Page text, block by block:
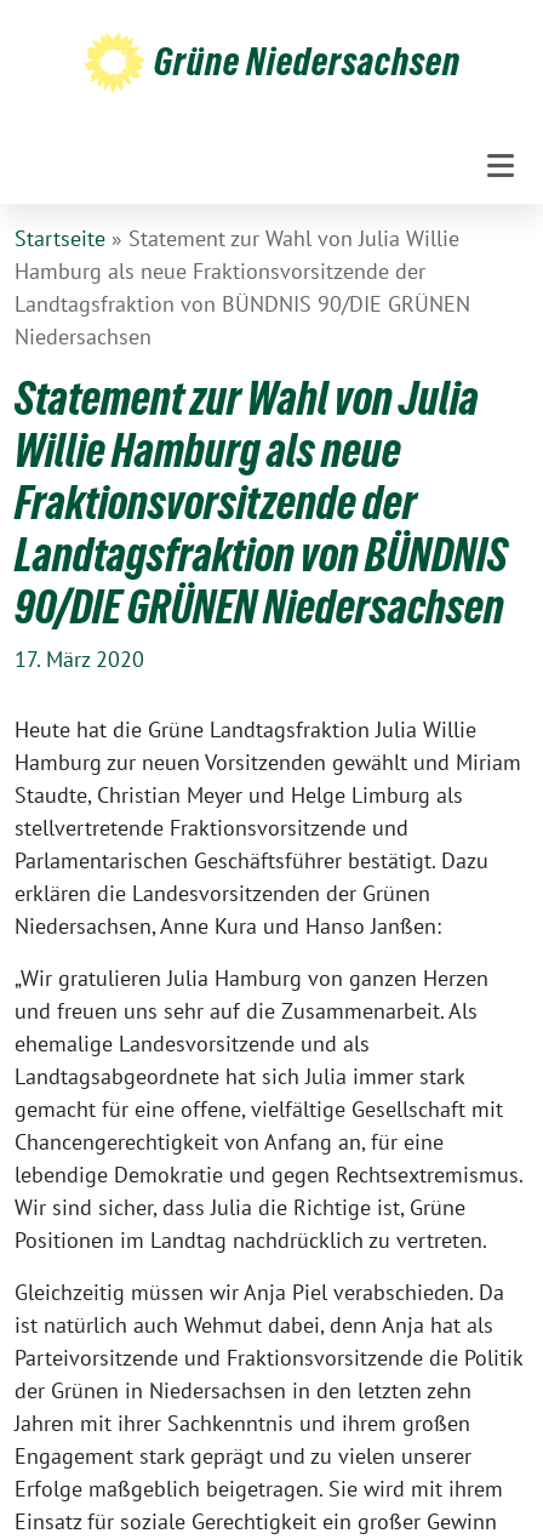
Grüne Niedersachsen
Startseite » Statement zur Wahl von Julia Willie
Hamburg als neue Fraktionsvorsitzende der
Landtagsfraktion von BÜNDNIS 90/DIE GRÜNEN
Niedersachsen
Statement zur Wahl von Julia
Willie Hamburg als neue
Fraktionsvorsitzende der
Landtagsfraktion von BÜNDNIS
90/DIE GRÜNEN Niedersachsen
17. März 2020
Heute hat die Grüne Landtagsfraktion Julia Willie
Hamburg zur neuen Vorsitzenden gewählt und Miriam
Staudte, Christian Meyer und Helge Limburg als
stellvertretende Fraktionsvorsitzende und
Parlamentarischen Geschäftsführer bestätigt. Dazu
erklären die Landesvorsitzenden der Grünen
Niedersachsen, Anne Kura und Hanso Janßen:
„Wir gratulieren Julia Hamburg von ganzen Herzen
und freuen uns sehr auf die Zusammenarbeit. Als
ehemalige Landesvorsitzende und als
Landtagsabgeordnete hat sich Julia immer stark
gemacht für eine offene, vielfältige Gesellschaft mit
Chancengerechtigkeit von Anfang an, für eine
lebendige Demokratie und gegen Rechtsextremismus.
Wir sind sicher, dass Julia die Richtige ist, Grüne
Positionen im Landtag nachdrücklich zu vertreten.
Gleichzeitig müssen wir Anja Piel verabschieden. Da
ist natürlich auch Wehmut dabei, denn Anja hat als
Parteivorsitzende und Fraktionsvorsitzende die Politik
der Grünen in Niedersachsen in den letzten zehn
Jahren mit ihrer Sachkenntnis und ihrem großen
Engagement stark geprägt und zu vielen unserer
Erfolge maßgeblich beigetragen. Sie wird mit ihrem
Einsatz für soziale Gerechtigkeit ein großer Gewinn